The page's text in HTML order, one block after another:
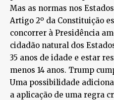
Mas as normas nos
Artigo 2º da Constituição
concorrer à Presidência
cidadão natural dos
35 anos de idade e estar
menos 14 anos. Trump
Uma possibilidade
a aplicação de uma regra